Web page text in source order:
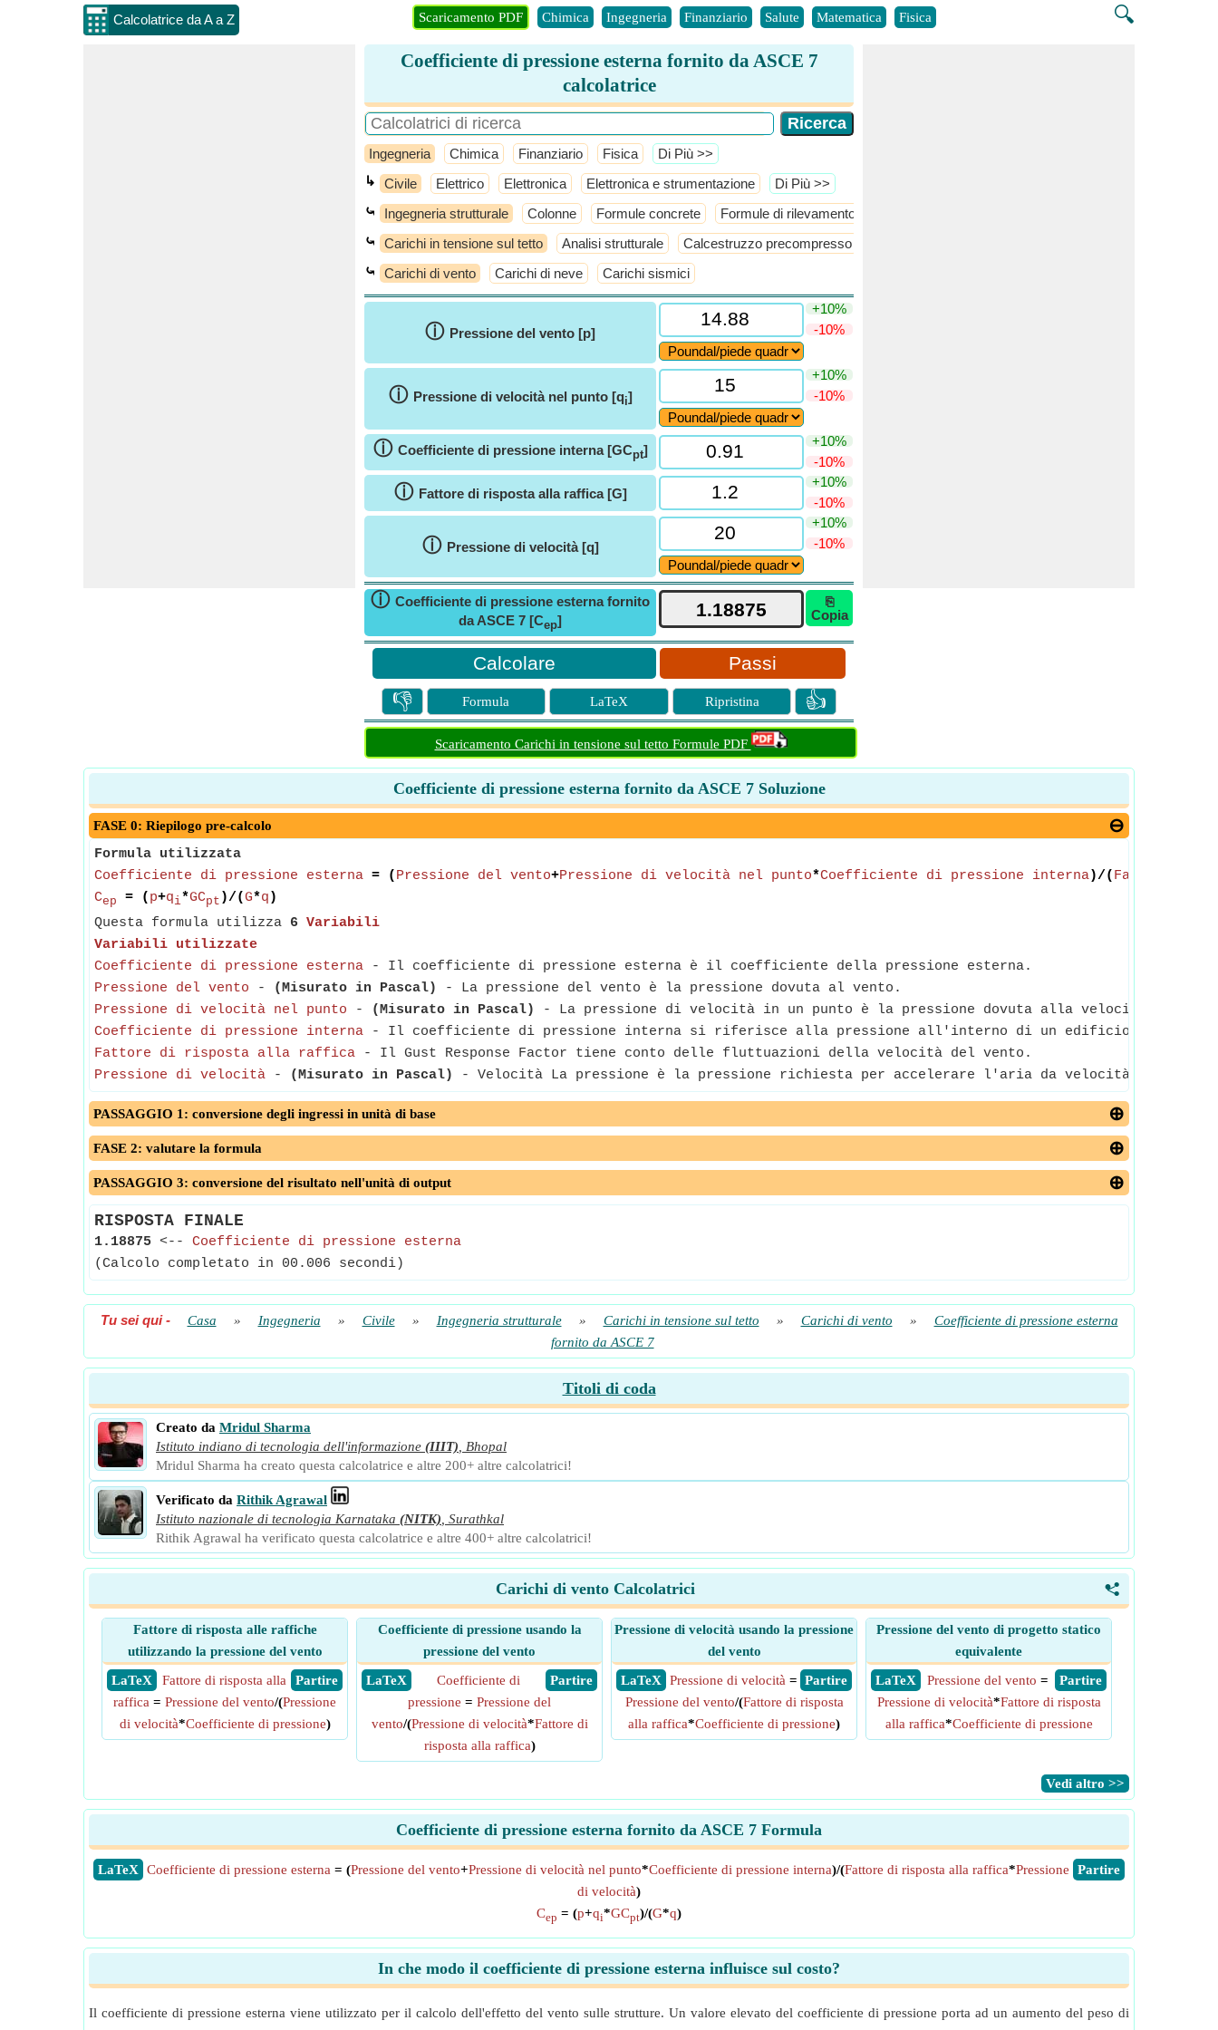
Calcolatrice da A a Z 🔍
Scaricamento PDF Chimica Ingegneria Finanziario Salute Matematica Fisica
Coefficiente di pressione esterna fornito da ASCE 7
calcolatrice
Ingegneria Chimica Finanziario Fisica ​Di Più >>
↳ Civile Elettrico Elettronica Elettronica e strumentazione ​Di Più >>
⤿ Ingegneria strutturale Colonne Formule concrete Formule di rilevamento
⤿ Carichi in tensione sul tetto Analisi strutturale Calcestruzzo precompresso
⤿ Carichi di vento Carichi di neve Carichi sismici
ⓘ Pressione del vento [p]
+10%
-10%
ⓘ Pressione di velocità nel punto [qi]
+10%
-10%
ⓘ Coefficiente di pressione interna [GCpt]
+10%
-10%
ⓘ Fattore di risposta alla raffica [G]
+10%
-10%
ⓘ Pressione di velocità [q]
+10%
-10%
ⓘ Coefficiente di pressione esterna fornito
da ASCE 7 [Cep]
⎘
Copia
Passi
👎 Formula LaTeX Ripristina 👍
Scaricamento Carichi in tensione sul tetto Formule PDF
Coefficiente di pressione esterna fornito da ASCE 7 Soluzione
FASE 0: Riepilogo pre-calcolo
Formula utilizzata
Coefficiente di pressione esterna = ( Pressione del vento+Pressione di velocità nel punto*Coefficiente di pressione interna)/( Fattore di
Cep = ( p+qi*GCpt )/(G*q )
Questa formula utilizza 6 Variabili
Variabili utilizzate
Coefficiente di pressione esterna - Il coefficiente di pressione esterna è il coefficiente della pressione esterna.
Pressione del vento - (Misurato in Pascal)
- La pressione del vento è la pressione dovuta al vento.
Pressione di velocità nel punto - (Misurato in Pascal)
- La pressione di velocità in un punto è la pressione dovuta alla velocità del
Coefficiente di pressione interna - Il coefficiente di pressione interna si riferisce alla pressione all'interno di un edificio, forse
Fattore di risposta alla raffica - Il Gust Response Factor tiene conto delle fluttuazioni della velocità del vento.
Pressione di velocità - (Misurato in Pascal) - Velocità La pressione è la pressione richiesta per accelerare l'aria da velocità zero a
PASSAGGIO 1: conversione degli ingressi in unità di base
FASE 2: valutare la formula
PASSAGGIO 3: conversione del risultato nell'unità di output
RISPOSTA FINALE
1.18875 <-- Coefficiente di pressione esterna
(Calcolo completato in 00.006 secondi)
Tu sei qui- Casa » Ingegneria » Civile » Ingegneria strutturale » Carichi in tensione sul tetto » Carichi di vento »
Coefficiente di pressione esterna
fornito da ASCE 7
Titoli di coda
Creato da Mridul Sharma
Istituto indiano di tecnologia dell'informazione (IIIT)
Bhopal
Mridul Sharma ha creato questa calcolatrice e altre 200+ altre calcolatrici!
Verificato da Rithik Agrawal
Istituto nazionale di tecnologia Karnataka (NITK) Surathkal
Rithik Agrawal ha verificato questa calcolatrice e altre 400+ altre calcolatrici!
<
Carichi di vento Calcolatrici
Fattore di risposta alle raffiche
utilizzando la pressione del vento
​ LaTeX
​ Partire
Fattore di risposta alla
raffica = Pressione del vento/(Pressione
di velocità*Coefficiente di pressione)
Coefficiente di pressione usando la
pressione del vento
​ LaTeX
​ Partire
Coefficiente di
pressione = Pressione del
vento/(Pressione di velocità*Fattore di
risposta alla raffica)
Pressione di velocità usando la pressione
del vento
​ LaTeX
​ Partire
Pressione di velocità =
Pressione del vento/(Fattore di risposta
alla raffica*Coefficiente di pressione)
Pressione del vento di progetto statico
equivalente
​ LaTeX
​ Partire
Pressione del vento =
Pressione di velocità*Fattore di risposta
alla raffica*Coefficiente di pressione
​Vedi altro >>
Coefficiente di pressione esterna fornito da ASCE 7 Formula
​LaTeX ​Partire
Coefficiente di pressione esterna = (Pressione del vento+Pressione di velocità nel punto*Coefficiente di pressione interna)/(Fattore di risposta alla raffica*Pressione
di velocità)
Cep = (p+qi*GCpt)/(G*q)
In che modo il coefficiente di pressione esterna influisce sul costo?
Il coefficiente di pressione esterna viene utilizzato per il calcolo dell'effetto del vento sulle strutture. Un valore elevato del coefficiente di pressione porta ad un aumento del peso di